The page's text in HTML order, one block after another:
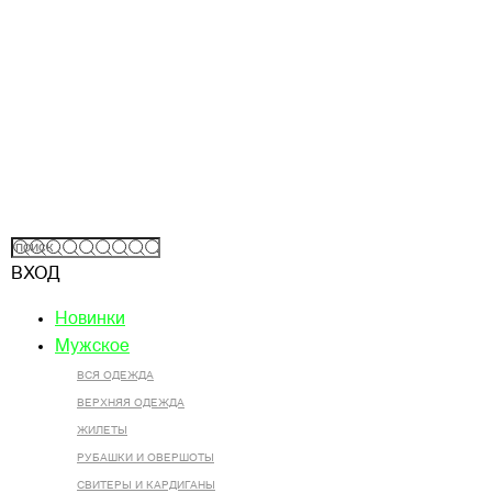
ВХОД
Новинки
Мужское
ВСЯ ОДЕЖДА
ВЕРХНЯЯ ОДЕЖДА
ЖИЛЕТЫ
РУБАШКИ И ОВЕРШОТЫ
СВИТЕРЫ И КАРДИГАНЫ